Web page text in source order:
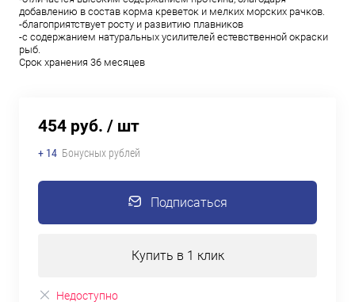
добавлению в состав корма креветок и мелких морских рачков.
-благоприятствует росту и развитию плавников
-с содержанием натуральных усилителей естевственной окраски
рыб.
Срок хранения 36 месяцев
454 руб. / шт
+ 14 Бонусных рублей
Подписаться
Купить в 1 клик
Недоступно